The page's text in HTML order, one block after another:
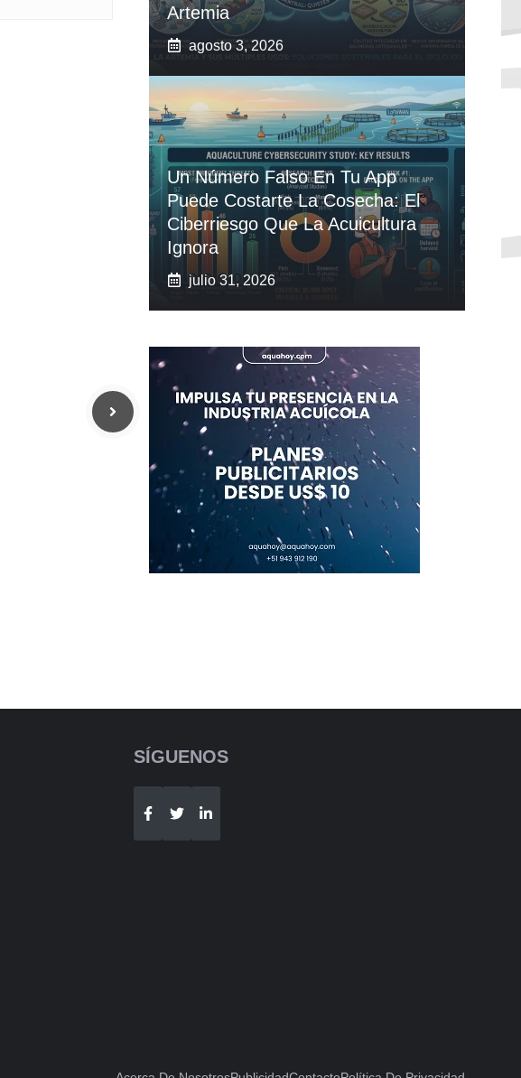
Artemia
agosto 3, 2026
Un Número Falso En Tu App
Puede Costarte La Cosecha: El
Ciberriesgo Que La Acuicultura
Ignora
julio 31, 2026
SÍGUENOS
Telegram